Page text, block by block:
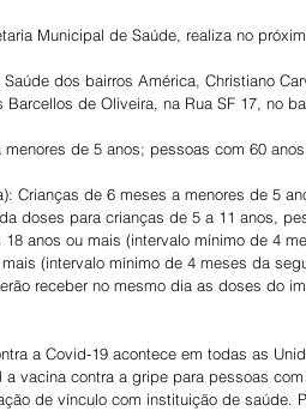
Municipal de Saúde, realiza no
dos bairros América, Christiano
de Oliveira, na Rua SF 17, no
de 5 anos; pessoas com 60
Crianças de 6 meses a menores de 5
doses para crianças de 5 a 11 anos,
anos ou mais (intervalo mínimo de 4
(intervalo mínimo de 4 meses da
receber no mesmo dia as doses do
a Covid-19 acontece em todas as
vacina contra a gripe para pessoas
de vínculo com instituição de saúde.